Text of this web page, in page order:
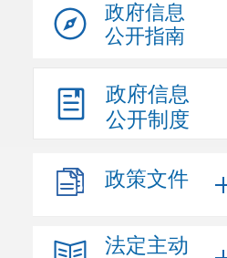
政府信息
公开指南
政府信息
公开制度
政策文件
法定主动